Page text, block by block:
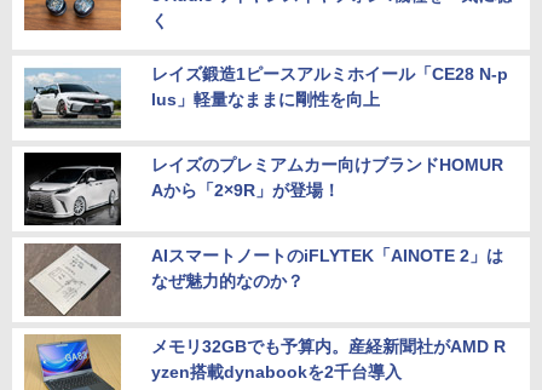
く
レイズ鍛造1ピースアルミホイール「CE28 N-p
lus」軽量なままに剛性を向上
レイズのプレミアムカー向けブランドHOMUR
Aから「2×9R」が登場！
AIスマートノートのiFLYTEK「AINOTE 2」は
なぜ魅力的なのか？
メモリ32GBでも予算内。産経新聞社がAMD R
yzen搭載dynabookを2千台導入